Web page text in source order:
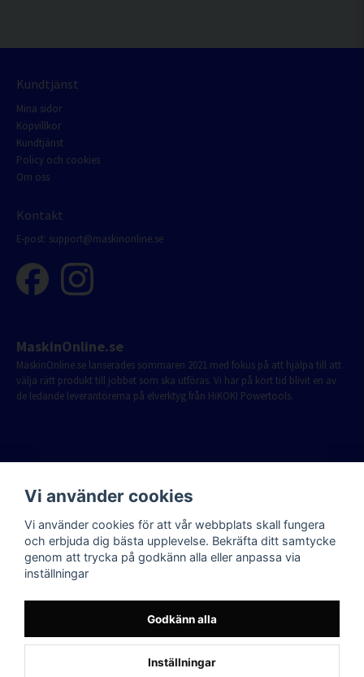
Kundtjänst
Mina sidor
Köpvillkor
Kundtjänst
Policy och cookies
Om oss
Kontakt
E-post: support@maskinonline.se
MaskinOnline.se
MaskinOnline.se lanserades sommaren 2021 med fokus på att hjälpa till att
välja rätt produkt till jobbet som ska utföras. Vi har på kort tid blivit en av
de ledande leverantörerna på elverktyg från HiKOKI Powertools.
Powered by Nyehandel AB
Vi använder cookies
Vi använder cookies för att vår webbplats skall fungera
och erbjuda dig bästa upplevelse. Bekräfta ditt samtycke
genom att trycka på godkänn alla eller anpassa via
inställningar
Godkänn alla
Inställningar